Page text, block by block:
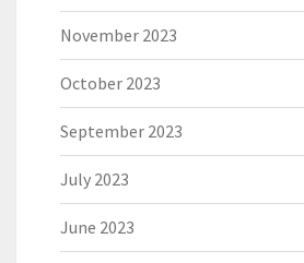
November 2023
October 2023
September 2023
July 2023
June 2023